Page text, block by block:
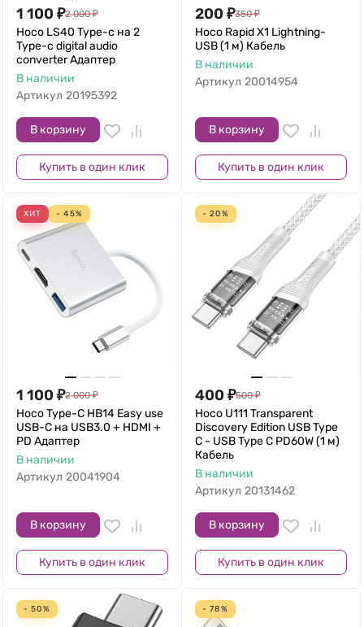
1 100 ₽2 000 ₽
Hoco LS40 Type-c на 2
Type-c digital audio
converter Адаптер
В наличии
Артикул 20195392
В корзину
Купить в один клик
200 ₽350 ₽
Hoco Rapid X1 Lightning-
USB (1 м) Кабель
В наличии
Артикул 20014954
В корзину
Купить в один клик
ХИТ - 45%
1 100 ₽2 000 ₽
Hoco Type-C HB14 Easy use
USB-C на USB3.0 + HDMI +
PD Адаптер
В наличии
Артикул 20041904
В корзину
Купить в один клик
- 20%
400 ₽500 ₽
Hoco U111 Transparent
Discovery Edition USB Type
C - USB Type C PD60W (1 м)
Кабель
В наличии
Артикул 20131462
В корзину
Купить в один клик
- 50% - 78%